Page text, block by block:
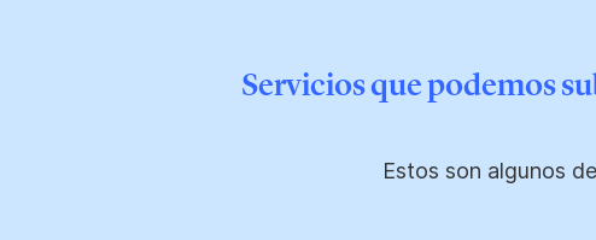
Servicios que podemos
Estos son algunos